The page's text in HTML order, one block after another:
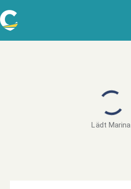
Lädt Marina